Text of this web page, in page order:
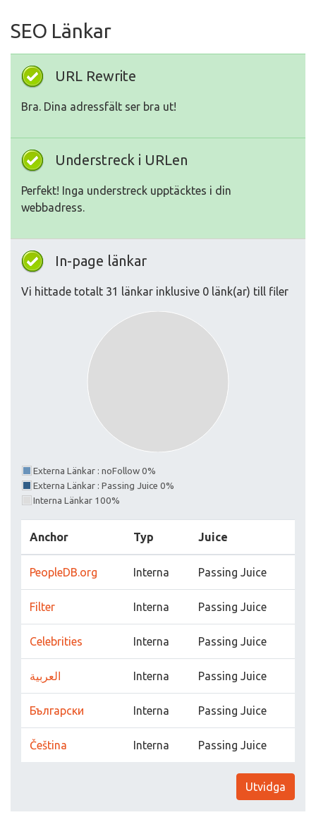
SEO Länkar
URL Rewrite
Bra. Dina adressfält ser bra ut!
Understreck i URLen
Perfekt! Inga understreck upptäcktes i din
webbadress.
In-page länkar
Vi hittade totalt 31 länkar inklusive 0 länk(ar) till filer
Externa Länkar : noFollow 0%
Externa Länkar : Passing Juice 0%
Interna Länkar 100%
Anchor Typ Juice
PeopleDB.org Interna Passing Juice
Filter Interna Passing Juice
Celebrities Interna Passing Juice
العربية Interna Passing Juice
Български Interna Passing Juice
Čeština Interna Passing Juice
Utvidga